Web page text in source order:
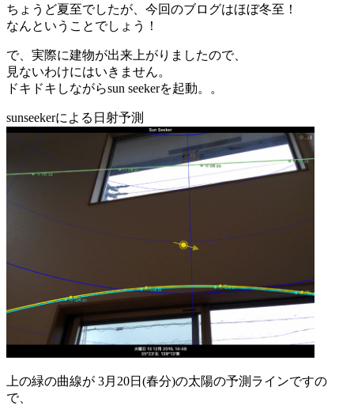
ちょうど夏至でしたが、今回のブログはほぼ冬至！
なんということでしょう！
で、実際に建物が出来上がりましたので、
見ないわけにはいきません。
ドキドキしながらsun seekerを起動。。
sunseekerによる日射予測
上の緑の曲線が 3月20日(春分)の太陽の予測ラインですの
で、